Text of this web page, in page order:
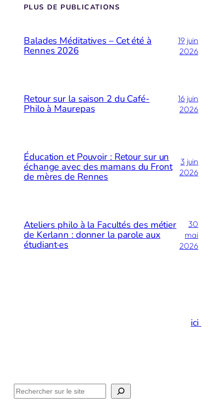
PLUS DE PUBLICATIONS
Balades Méditatives – Cet été à
Rennes 2026
19 juin
2026
Retour sur la saison 2 du Café-
Philo à Maurepas
16 juin
2026
Éducation et Pouvoir : Retour sur un
échange avec des mamans du Front
de mères de Rennes
3 juin
2026
Ateliers philo à la Facultés des métier
de Kerlann : donner la parole aux
étudiant·es
30
mai
2026
Et si vous preniez un espace de respirationici!
Rechercher